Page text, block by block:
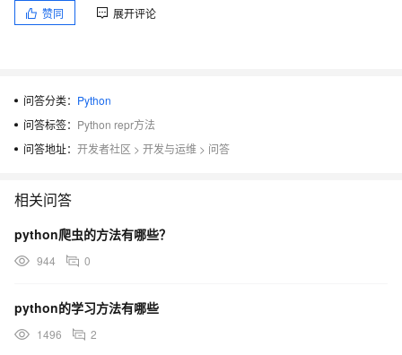
赞同 展开评论
问答分类： Python
问答标签： Python repr方法
问答地址： 开发者社区 > 开发与运维 > 问答
相关问答
python爬虫的方法有哪些？
944 0
python的学习方法有哪些
1496 2